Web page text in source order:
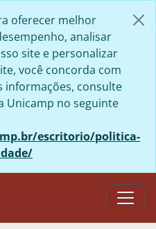
oferecer melhor
analisar
site e personalizar
você concorda com
informações, consulte
Unicamp no seguinte
escritorio/politica-